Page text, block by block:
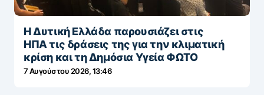
Η Δυτική Ελλάδα παρουσιάζει στις
ΗΠΑ τις δράσεις της για την κλιματική
κρίση και τη Δημόσια Υγεία ΦΩΤΟ
7 Αυγούστου 2026, 13:46